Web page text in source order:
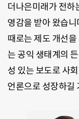
더나은미래가 전하
영감을 받아 왔습
때로는 제도 개선
는 공익 생태계의
성 있는 보도로 사
언론으로 성장하길